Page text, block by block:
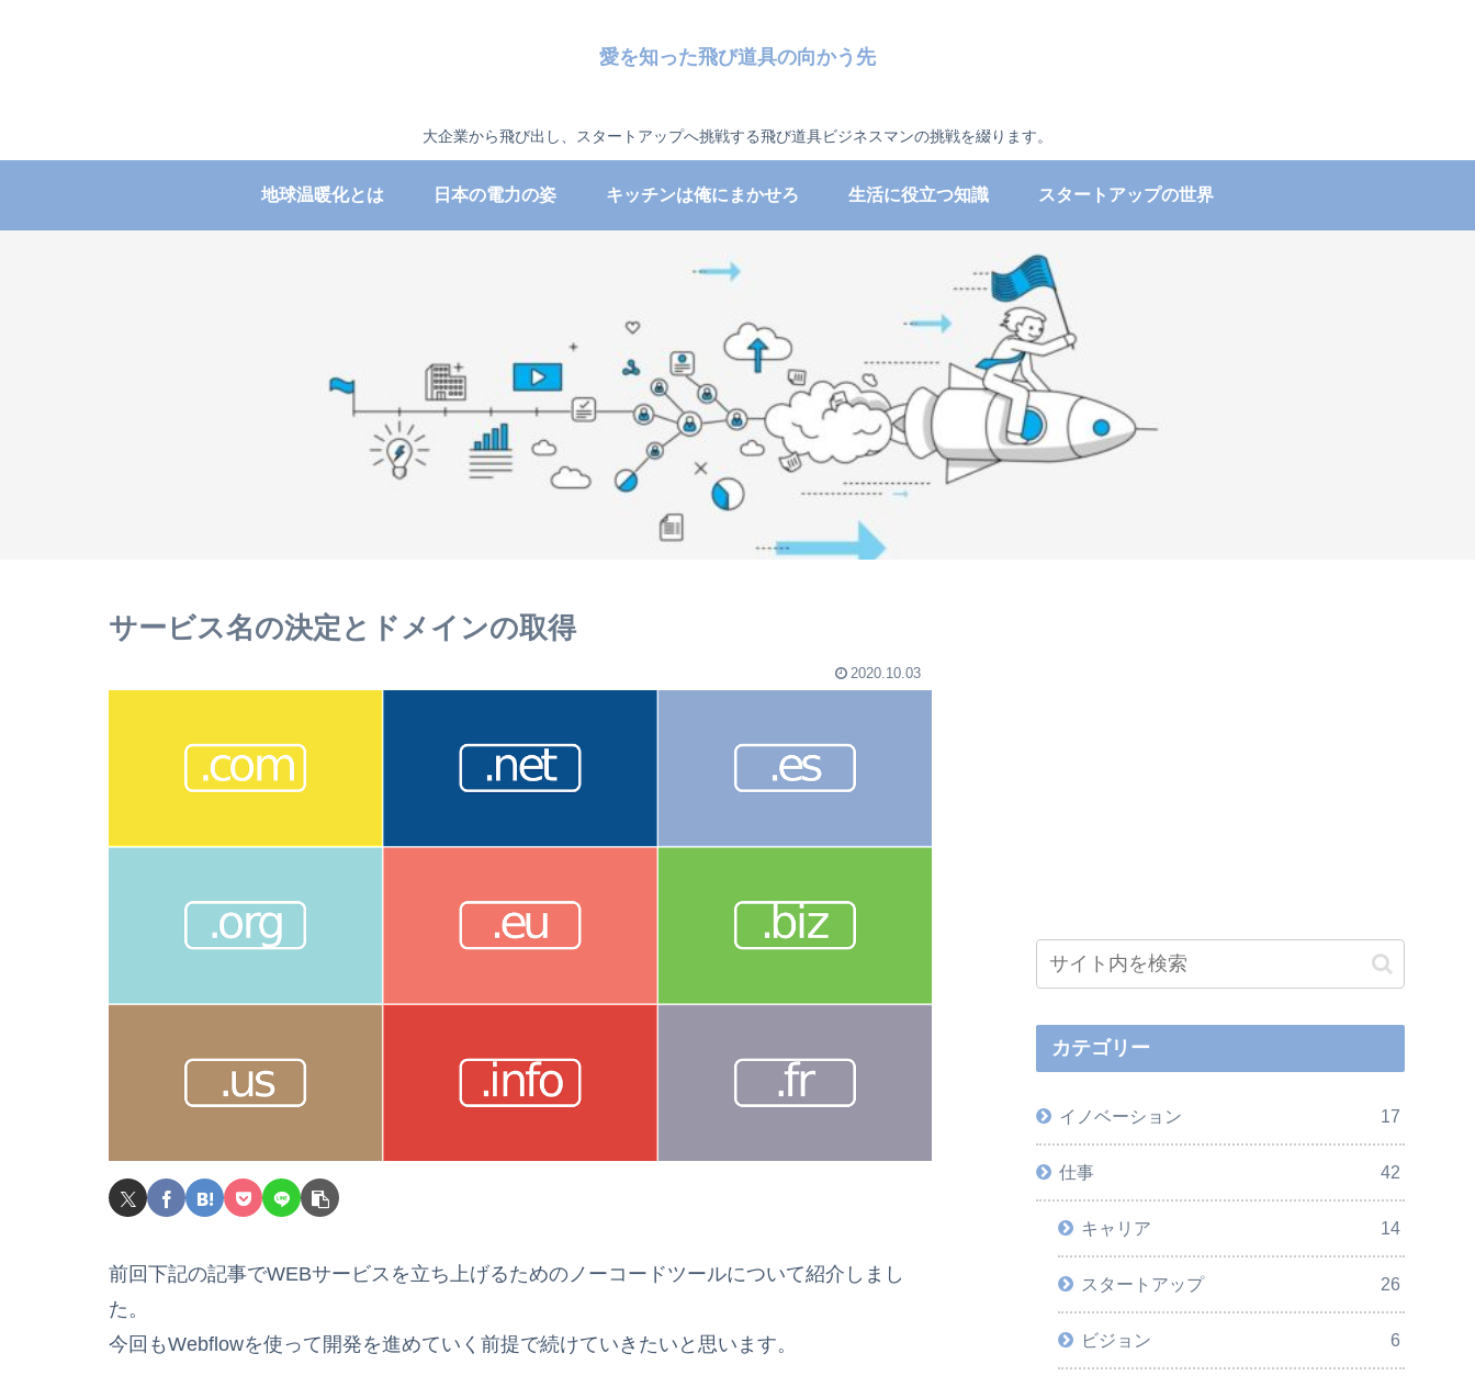
愛を知った飛び道具の向かう先
大企業から飛び出し、スタートアップへ挑戦する飛び道具ビジネスマンの挑戦を綴ります。
地球温暖化とは 日本の電力の姿 キッチンは俺にまかせろ 生活に役立つ知識 スタートアップの世界
サービス名の決定とドメインの取得
2020.10.03
前回下記の記事でWEBサービスを立ち上げるためのノーコードツールについて紹介しまし
た。
今回もWebflowを使って開発を進めていく前提で続けていきたいと思います。
カテゴリー
イノベーション 17
仕事 42
キャリア 14
スタートアップ 26
ビジョン 6